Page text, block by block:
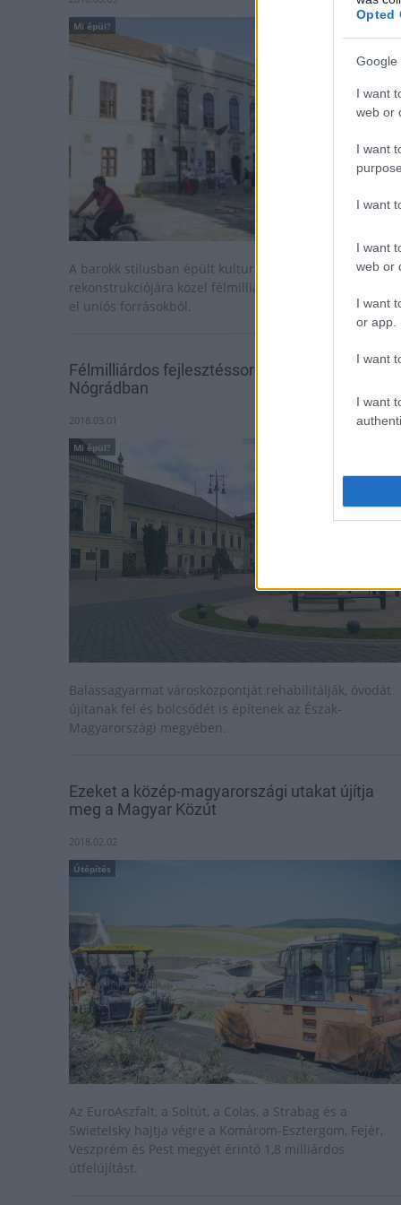
Opted
Google
I want
web or
I want
I want
I want
web or
I want
or app.
I want
I want
Mi épül?
A barokk stílusban épült kulturális intézmény
rekonstrukciójára közel félmilliárd forintot különítettek
el uniós forrásokból.
Félmilliárdos fejlesztéssorozat indul
Nógrádban
2018.03.01
Mi épül?
Balassagyarmat városközpontját rehabilitálják, óvodát
újítanak fel és bölcsődét is építenek az Észak-
Magyarországi megyében.
Ezeket a közép-magyarországi utakat újítja
meg a Magyar Közút
2018.02.02
Útépítés
Az EuroAszfalt, a Soltút, a Colas, a Strabag és a
Swietelsky hajtja végre a Komárom-Esztergom, Fejér,
Veszprém és Pest megyét érintő 1,8 milliárdos
útfelújítást.